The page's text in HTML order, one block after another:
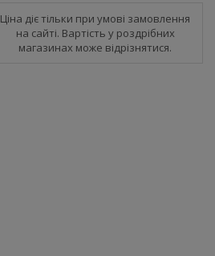
Ціна діє тільки при умові замовлення
на сайті. Вартість у роздрібних
магазинах може відрізнятися.